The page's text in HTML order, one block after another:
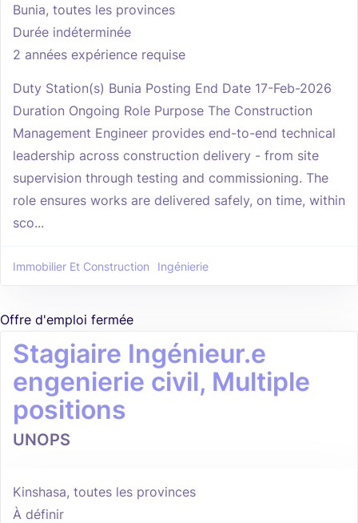
Bunia, toutes les provinces
Durée indéterminée
2 années expérience requise
Duty Station(s) Bunia Posting End Date 17-Feb-2026
Duration Ongoing Role Purpose The Construction
Management Engineer provides end-to-end technical
leadership across construction delivery - from site
supervision through testing and commissioning. The
role ensures works are delivered safely, on time, within
sco...
Immobilier Et Construction Ingénierie
Offre d'emploi fermée
Stagiaire Ingénieur.e
engenierie civil, Multiple
positions
UNOPS
Kinshasa, toutes les provinces
À définir